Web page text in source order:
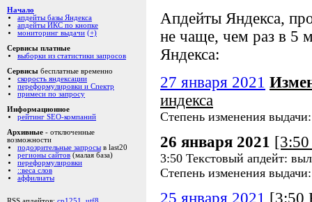
Начало
апдейты базы Яндекса
апдейты ИКС по кнопке
мониторинг выдачи (+)
Сервисы платные
выборки из статистики запросов
Сервисы бесплатные временно
скорость яндексации
переформулировки и Спектр
примеси по запросу
Информационное
рейтинг SEO-компаний
Архивные - отключенные
возможности
подозрительные запросы в last20
регионы сайтов (малая база)
переформулировки
::веса слов
аффилиаты
Апдейты Яндекса,
не чаще, чем раз в 5
Яндекса:
27 января 2021
индекса
Степень изменения
26 января 2021
3:50 Текстовый апдейт:
Степень изменения
25 января 2021 [3:50